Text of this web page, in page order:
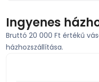
Szerszám,
Telefon, Okos eszköz,
Ingyenes
Bruttó 20 000 Ft értékű
házhozszállítása.